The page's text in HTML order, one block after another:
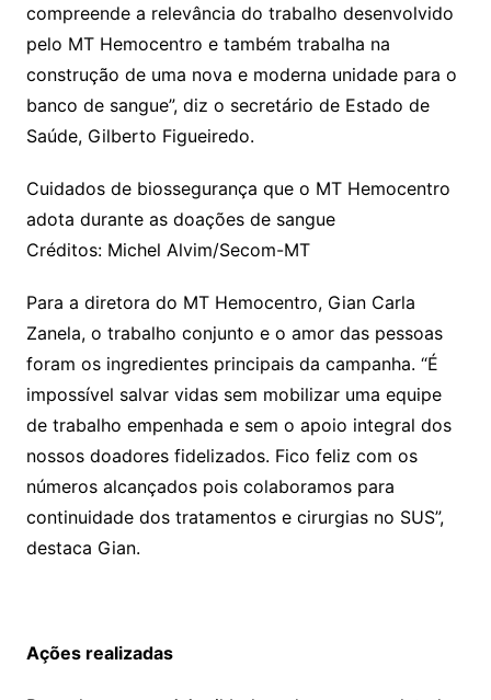
compreende a relevância do trabalho desenvolvido
pelo MT Hemocentro e também trabalha na
construção de uma nova e moderna unidade para o
banco de sangue”, diz o secretário de Estado de
Saúde, Gilberto Figueiredo.
Cuidados de biossegurança que o MT Hemocentro
adota durante as doações de sangue
Créditos: Michel Alvim/Secom-MT
Para a diretora do MT Hemocentro, Gian Carla
Zanela, o trabalho conjunto e o amor das pessoas
foram os ingredientes principais da campanha. “É
impossível salvar vidas sem mobilizar uma equipe
de trabalho empenhada e sem o apoio integral dos
nossos doadores fidelizados. Fico feliz com os
números alcançados pois colaboramos para
continuidade dos tratamentos e cirurgias no SUS”,
destaca Gian.
Ações realizadas